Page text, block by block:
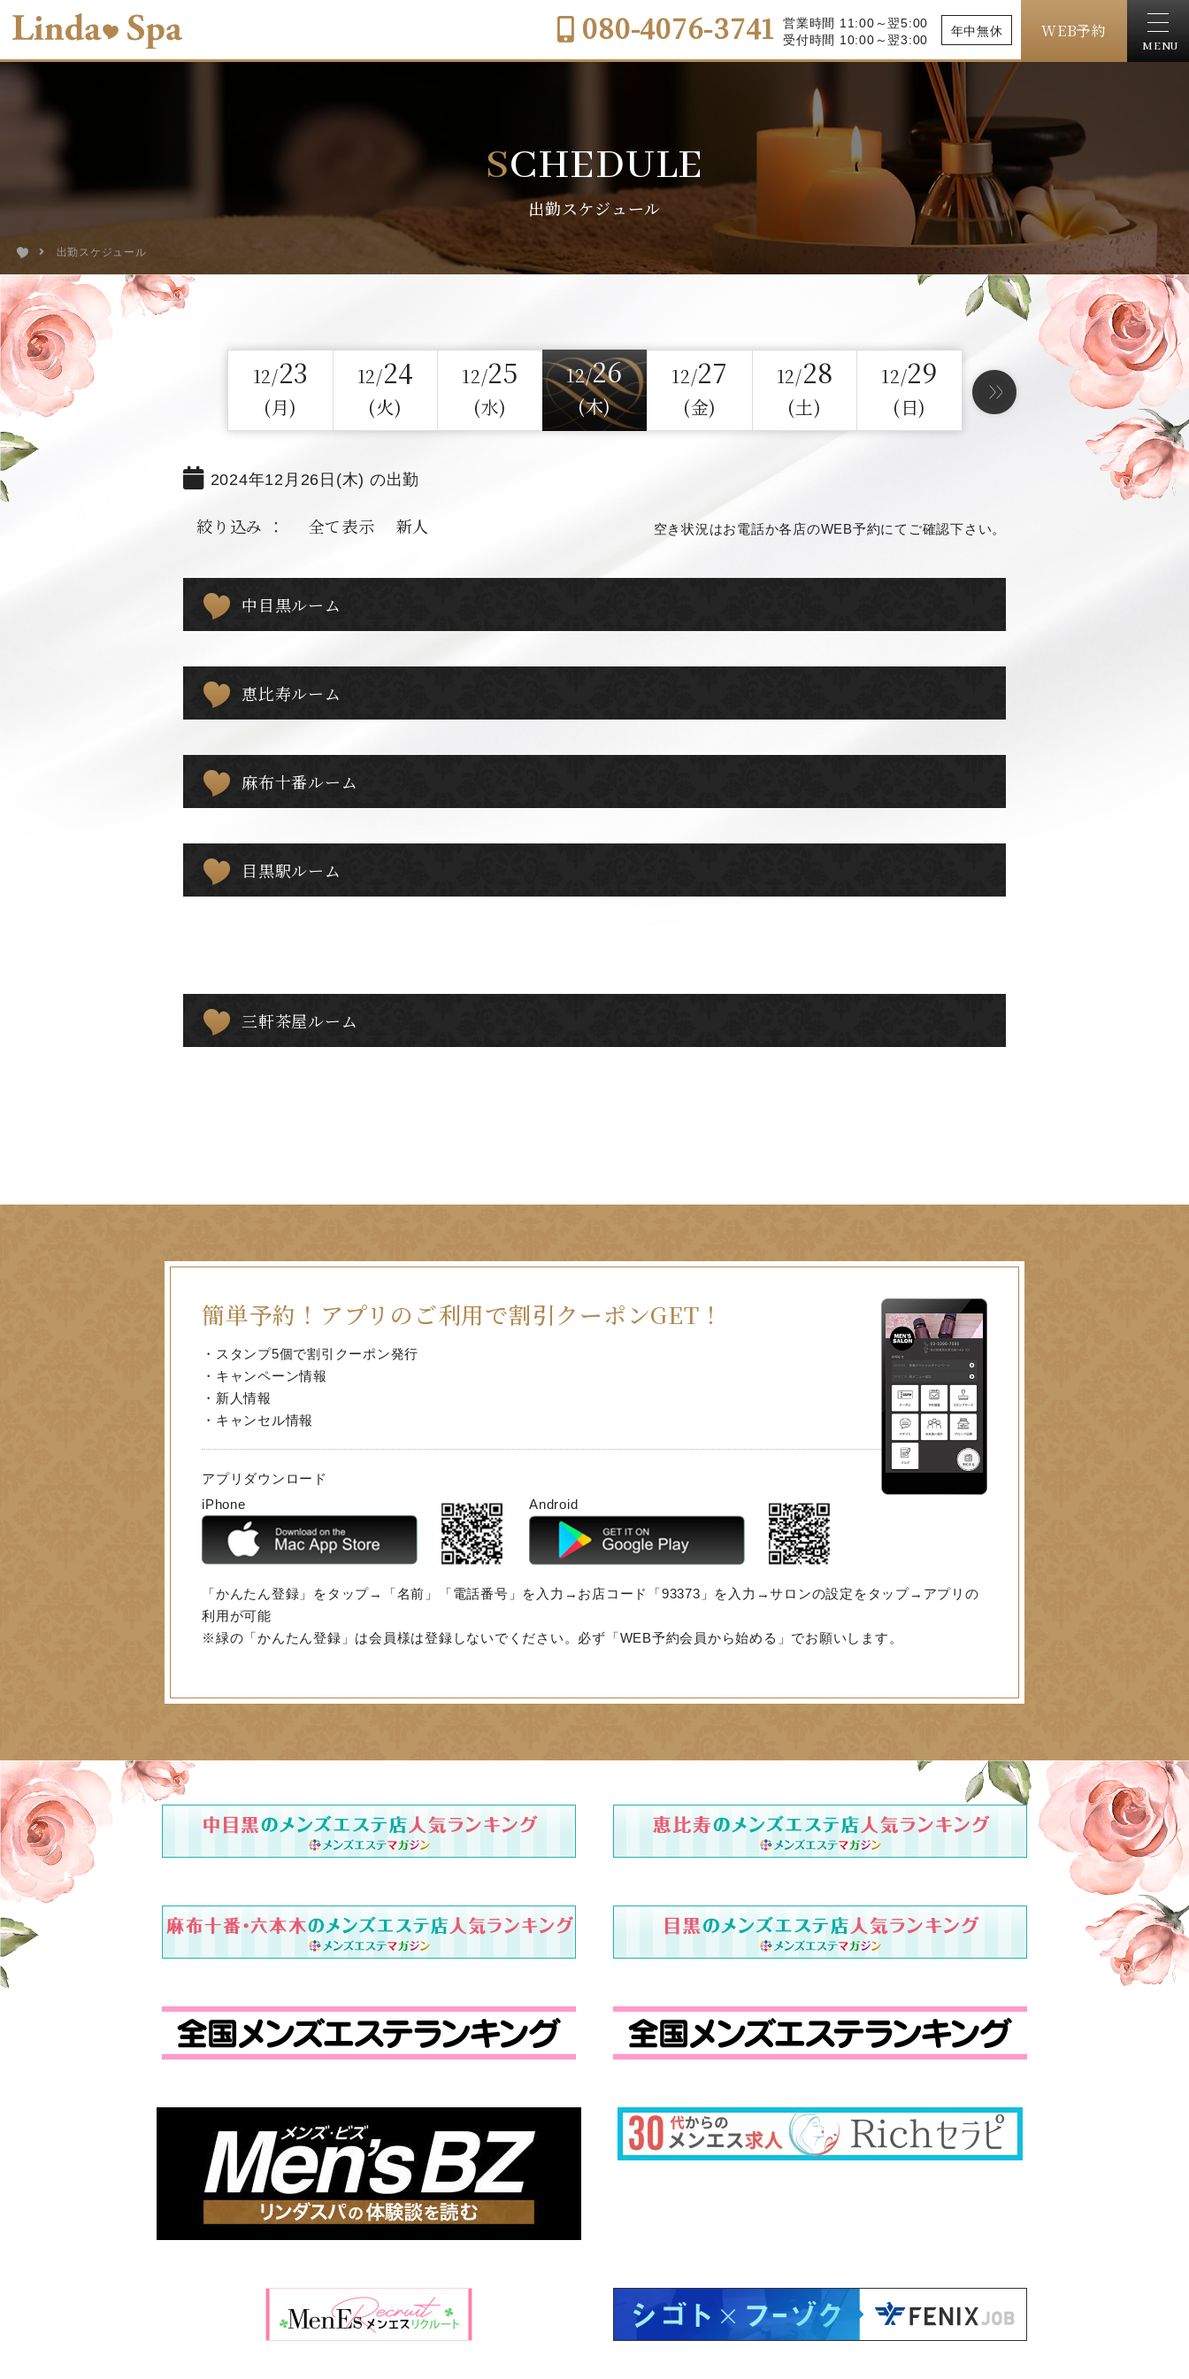
080-4076-3741
営業時間 11:00～翌5:00
受付時間 10:00～翌3:00
年中無休 WEB予約
SCHEDULE
出勤スケジュール
出勤スケジュール
12/23
(月)
12/24
(火)
12/25
(水)
12/26
(木)
12/27
(金)
12/28
(土)
12/29
(日)
2024年12月26日(木) の出勤
絞り込み ： 全て表示 新人 空き状況はお電話か各店のWEB予約にてご確認下さい。
中目黒ルーム
恵比寿ルーム
麻布十番ルーム
目黒駅ルーム
三軒茶屋ルーム
簡単予約！ アプリのご利用で割引クーポンGET！
・スタンプ5個で割引クーポン発行
・キャンペーン情報
・新人情報
・キャンセル情報
アプリダウンロード
iPhone
Android
「かんたん登録」をタップ→「名前」「電話番号」を入力→お店コード「93373」を入力→サロンの設定をタップ→アプリの
利用が可能
※緑の「かんたん登録」は会員様は登録しないでください。必ず「WEB予約会員から始める」でお願いします。
MENU